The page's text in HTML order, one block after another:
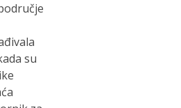
su